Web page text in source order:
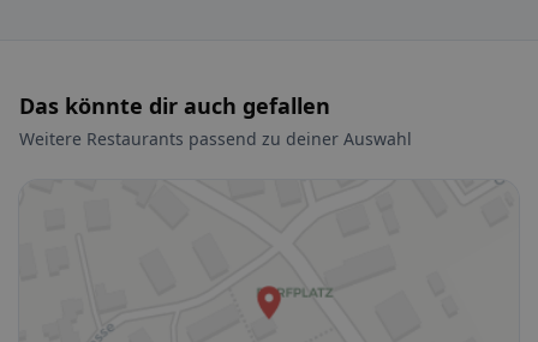
Das könnte dir auch gefallen
Weitere Restaurants passend zu deiner Auswahl